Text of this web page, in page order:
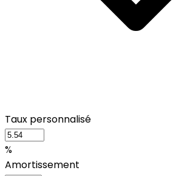
Taux personnalisé
%
Amortissement